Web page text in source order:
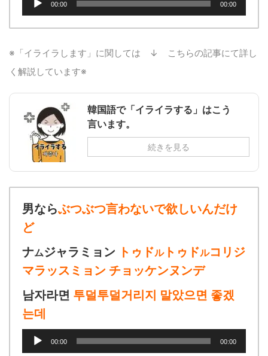
ー
ー
00:00 00:00
※「イライラします」に関しては ↓ こちらの記事にて詳し
く解説しています※
韓国語で「イライラする」はこう
言います。
続きを見る
男ならぶつぶつ言わないで欲しいんだけ
ど
ナムジャラミョン トゥドルトゥドルコリジ
マラッスミョン チョッケンヌンデ
남자라면 투덜투덜거리지 말았으면 좋겠
는데
00:00 00:00